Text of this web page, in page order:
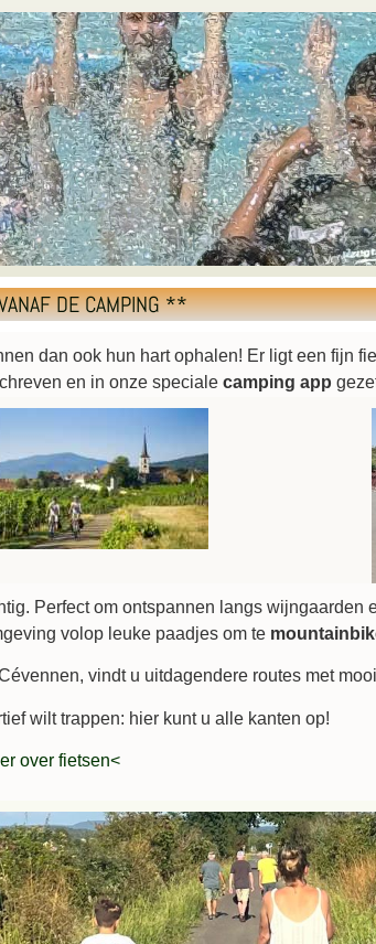
DE CAMPING **
dan ook hun hart ophalen! Er ligt een fijn
en in onze specialecamping app
Perfect om ontspannen langs wijngaarden
volop leuke paadjes om te
vindt u uitdagendere routes met
wilt trappen: hier kunt u alle kanten op!
over fietsen<